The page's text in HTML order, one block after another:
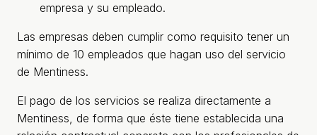
empresa y su empleado.
Las empresas deben cumplir como requisito tener un
mínimo de 10 empleados que hagan uso del servicio
de Mentiness.
El pago de los servicios se realiza directamente a
Mentiness, de forma que éste tiene establecida una